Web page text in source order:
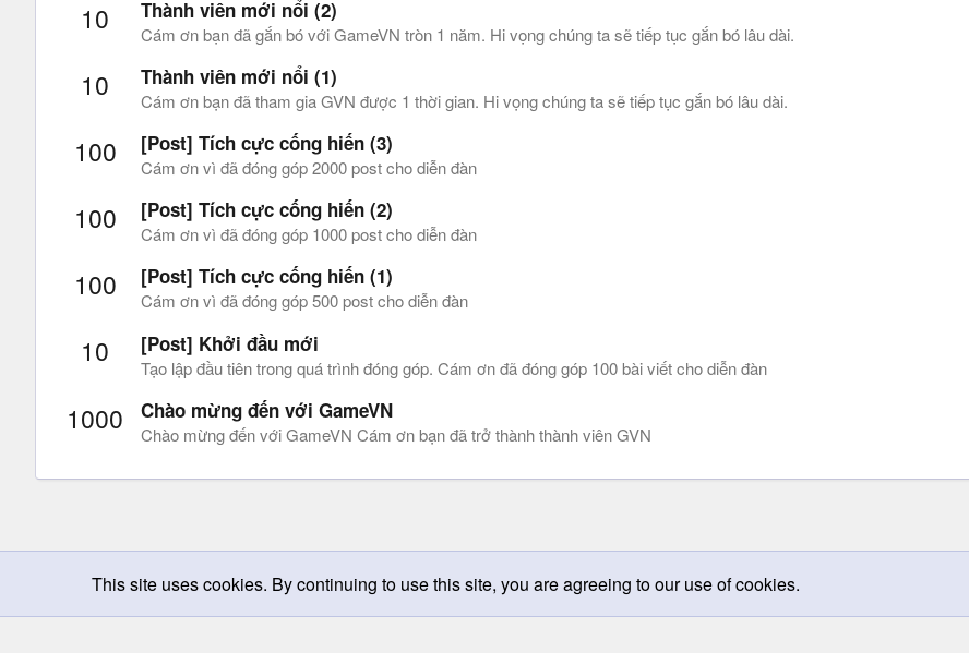
10 Thành viên mới nổi (2)
Cám ơn bạn đã gắn bó với GameVN tròn 1 năm. Hi vọng chúng ta sẽ tiếp tục gắn bó lâu dài.
10 Thành viên mới nổi (1)
Cám ơn bạn đã tham gia GVN được 1 thời gian. Hi vọng chúng ta sẽ tiếp tục gắn bó lâu dài.
100 [Post] Tích cực cống hiến (3)
Cám ơn vì đã đóng góp 2000 post cho diễn đàn
100 [Post] Tích cực cống hiến (2)
Cám ơn vì đã đóng góp 1000 post cho diễn đàn
100 [Post] Tích cực cống hiến (1)
Cám ơn vì đã đóng góp 500 post cho diễn đàn
10 [Post] Khởi đầu mới
Tạo lập đầu tiên trong quá trình đóng góp. Cám ơn đã đóng góp 100 bài viết cho diễn đàn
1000 Chào mừng đến với GameVN
Chào mừng đến với GameVN Cám ơn bạn đã trở thành thành viên GVN
Chọn giao diện Change width
This site uses cookies. By continuing to use this site, you are agreeing to our use of cookies.